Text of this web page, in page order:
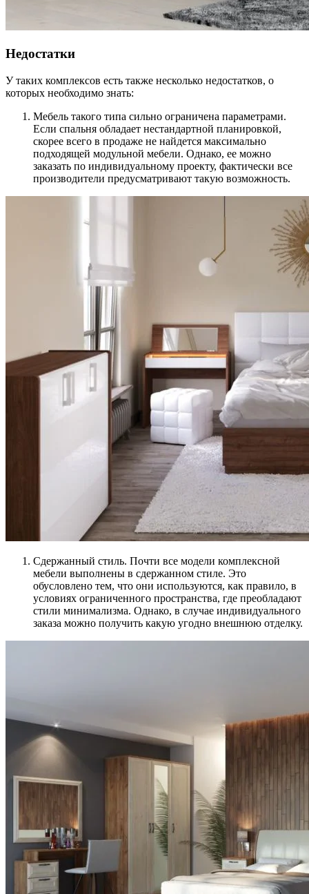
Недостатки
У таких комплексов есть также несколько недостатков, о
которых необходимо знать:
Мебель такого типа сильно ограничена параметрами.
Если спальня обладает нестандартной планировкой,
скорее всего в продаже не найдется максимально
подходящей модульной мебели. Однако, ее можно
заказать по индивидуальному проекту, фактически все
производители предусматривают такую возможность.
Сдержанный стиль. Почти все модели комплексной
мебели выполнены в сдержанном стиле. Это
обусловлено тем, что они используются, как правило, в
условиях ограниченного пространства, где преобладают
стили минимализма. Однако, в случае индивидуального
заказа можно получить какую угодно внешнюю отделку.